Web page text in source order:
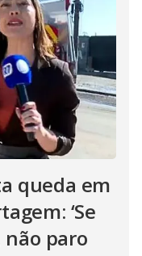
queda em
‘Se
paro